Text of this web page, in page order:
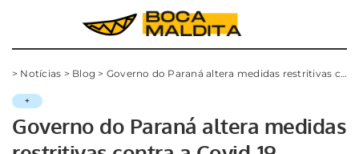
> Notícias > Blog > Governo do Paraná altera medidas restritivas contra a Covid-19
+
Governo do Paraná altera medidas